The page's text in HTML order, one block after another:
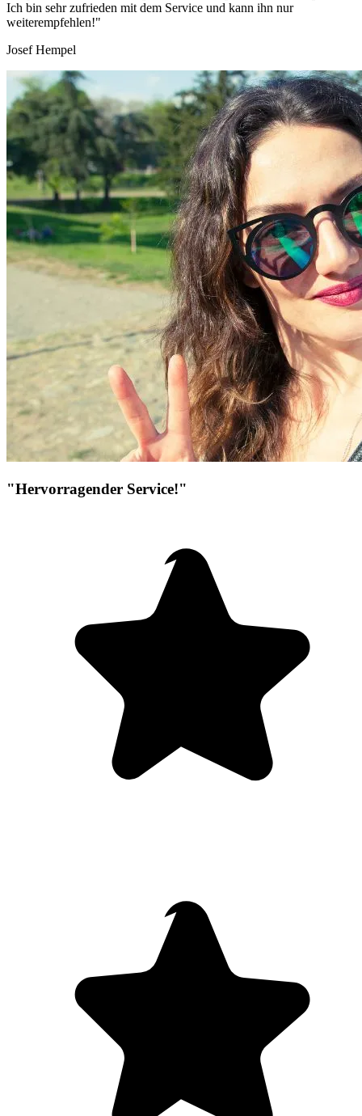
Ich bin sehr zufrieden mit dem Service und kann ihn nur
weiterempfehlen!"
Josef Hempel
"Hervorragender Service!"